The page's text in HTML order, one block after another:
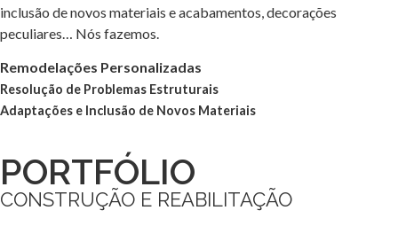
inclusão de novos materiais e acabamentos, decorações
peculiares… Nós fazemos.
Remodelações Personalizadas
Resolução de Problemas Estruturais
Adaptações e Inclusão de Novos Materiais
PORTFÓLIO
CONSTRUÇÃO E REABILITAÇÃO